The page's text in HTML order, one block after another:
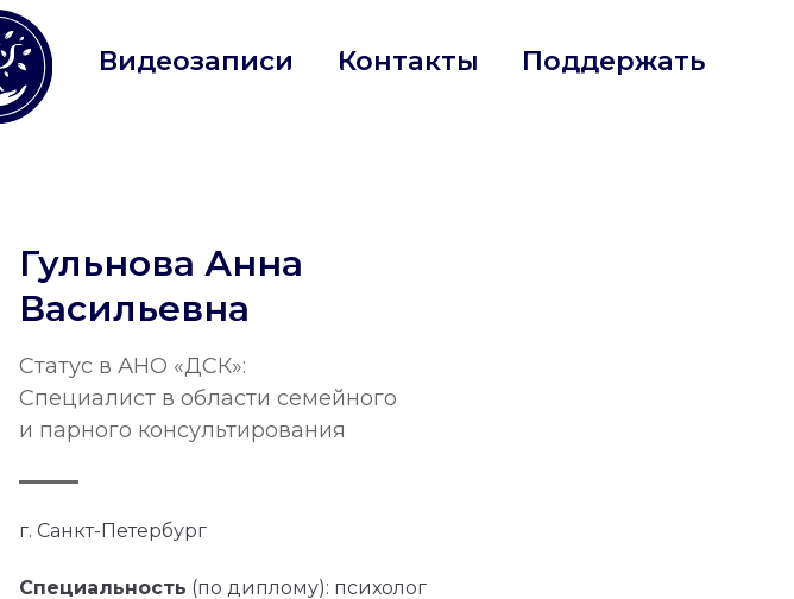
Поддержать
Контакты
Видеозаписи
Гульнова Анна
Васильевна
Статус в АНО «ДСК»:
Специалист в области семейного
и парного консультирования
г. Санкт-Петербург
Специальность (по диплому): психолог